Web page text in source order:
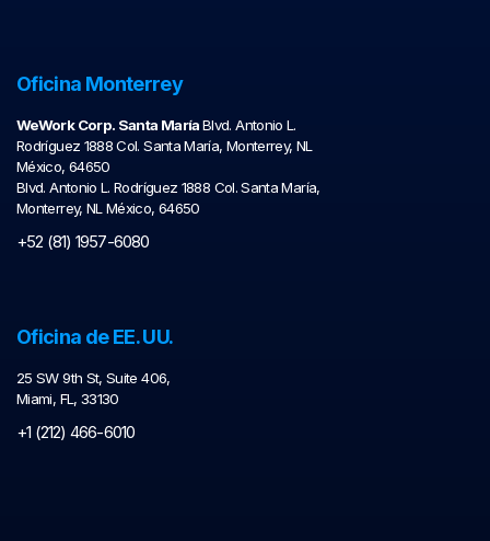
Oficina Monterrey
WeWork Corp. Santa MaríaBlvd. Antonio L.
Rodríguez 1888 Col. Santa María, Monterrey, NL
México, 64650
Blvd. Antonio L. Rodríguez 1888 Col. Santa María,
Monterrey, NL México, 64650
+52 (81) 1957-6080
Oficina de EE. UU.
25 SW 9th St, Suite 406,
Miami, FL, 33130
+1 (212) 466-6010